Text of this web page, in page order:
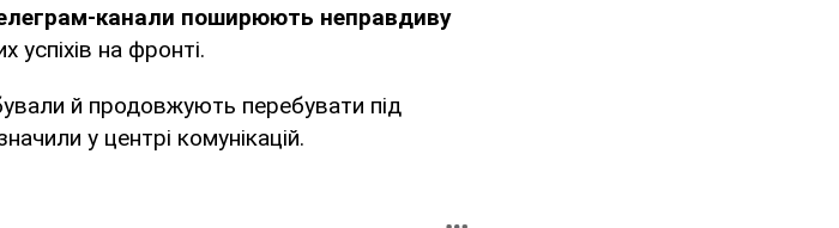
канали поширюють неправдиву
успіхів на фронті.
й продовжують перебувати під
у центрі комунікацій.